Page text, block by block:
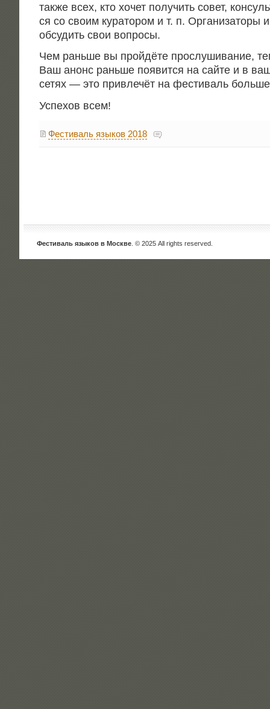
так­же всех, кто хочет полу­чить совет,
ся со сво­им кура­то­ром и т. п. Орга­ни­за­то­ры
обсу­дить свои вопросы.
Чем рань­ше вы прой­дё­те про­слу­ши­ва­ние,
Ваш анонс рань­ше появит­ся на сай­те и в
сетях — это при­вле­чёт на фести­валь боль­ше
Успе­хов всем!
Фестиваль языков 2018
Фестиваль языков в Москве . © 2025 All rights reserved.